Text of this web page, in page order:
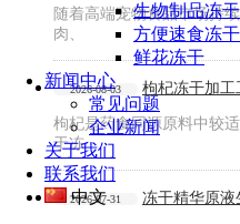
生物制品冻干
方便速食冻干
鲜花冻干
新闻中心
常见问题
企业新闻
关于我们
联系我们
中文
随着高端宠物食品市场持
肉、
2026-08-03 枸杞冻干加工
枸杞是药食同源原料中较
于冻
2026-07-31 冻干精华原液